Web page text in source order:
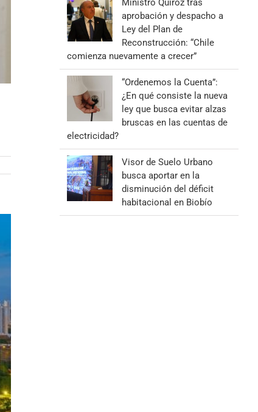
Ministro Quiroz tras
aprobación y despacho a
Ley del Plan de
Reconstrucción: “Chile
comienza nuevamente a crecer”
“Ordenemos la Cuenta”:
¿En qué consiste la nueva
ley que busca evitar alzas
bruscas en las cuentas de
electricidad?
Visor de Suelo Urbano
busca aportar en la
disminución del déficit
habitacional en Biobío